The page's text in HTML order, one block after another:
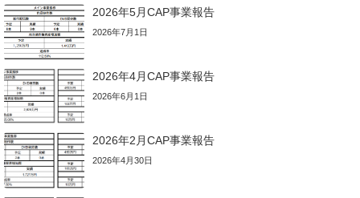
2026年5月CAP事業報告
2026年7月1日
2026年4月CAP事業報告
2026年6月1日
2026年2月CAP事業報告
2026年4月30日